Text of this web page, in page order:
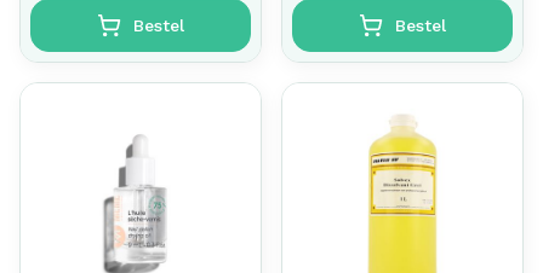
Bestel Bestel